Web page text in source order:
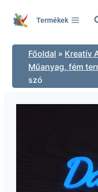
Termékek
Főoldal » Kreatív
Műanyag, fém
szó